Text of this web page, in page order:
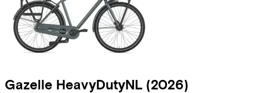
Gazelle HeavyDutyNL (2026)